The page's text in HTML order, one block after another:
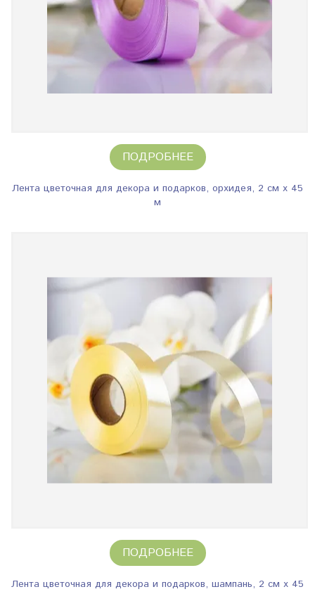
ПОДРОБНЕЕ
Лента цветочная для декора и подарков, орхидея, 2 см х 45
м
ПОДРОБНЕЕ
Лента цветочная для декора и подарков, шампань, 2 см х 45